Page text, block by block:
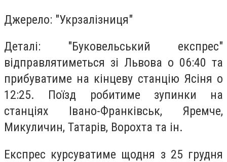
Джерело: "Укрзалізниця"
Деталі: "Буковельський експрес"
відправлятиметься зі Львова о 06:40 та
прибуватиме на кінцеву станцію Ясіня о
12:25. Поїзд робитиме зупинки на
станціях Івано-Франківськ, Яремче,
Микуличин, Татарів, Ворохта та ін.
Експрес курсуватиме щодня з 25 грудня